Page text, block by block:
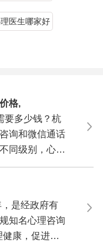
医生哪家好
格,
要多少钱？杭
询和微信通话
同级别，心理
是经政府有
知名心理咨询
康，促进和